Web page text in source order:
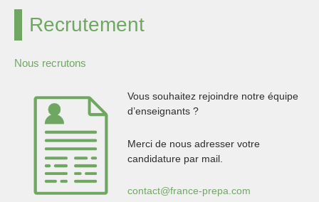
Recrutement
Nous recrutons
Vous souhaitez rejoindre notre équipe
d’enseignants ?
Merci de nous adresser votre
candidature par mail.
contact@france-prepa.com